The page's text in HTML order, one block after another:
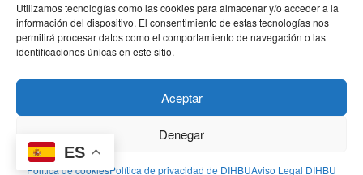
Utilizamos tecnologías como las cookies para almacenar y/o acceder a la
información del dispositivo. El consentimiento de estas tecnologías nos
permitirá procesar datos como el comportamiento de navegación o las
identificaciones únicas en este sitio.
Aceptar
Denegar
Política de cookiesPolítica de privacidad de DIHBUAviso Legal DIHBU
Powered byModern Events Calendar
Política de privacidad | Aviso Legal|Política de cookies|DNSH|Trabaja con
nosotros
HOME
ES